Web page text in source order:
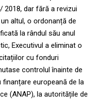
2018, dar fără a revizui
altul, o ordonanță de
la rândul său anul
Executivul a eliminat o
cu fonduri
controlul înainte de
finanțare europeană de la
(ANAP), la autoritățile de